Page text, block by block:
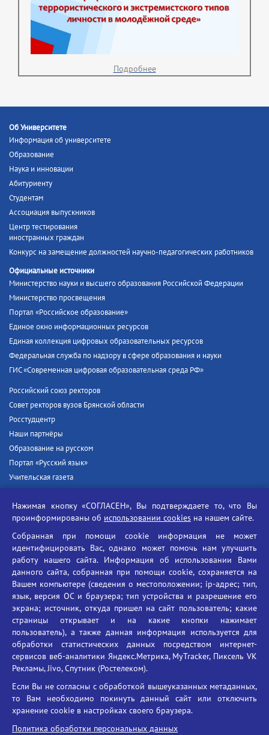
Подробнее
Об Университете
Информация об университете
Образование
Наука и инновации
Абитуриенту
Студентам
Ассоциация выпускников
Центр тестирования
иностранных граждан
Конкурс на замещение должностей научно-педагогических работников
Официальные источники
Министерство науки и высшего образования Российской Федерации
Министерство просвещения
Портал «Российское образование»
Единое окно информационных ресурсов
Единая коллекция цифровых образовательных ресурсов
Федеральная служба по надзору в сфере образования и науки
ГИС «Современная цифровая образовательная среда РФ»
Российский союз ректоров
Совет ректоров вузов Брянской области
Росстудцентр
Наши партнёры
Образование на русском
Портал «Русский язык»
Учительская газета
Единый портал государственных услуг
Противодействие угрозам информационной безопасности
Социальные ролики - Генеральная прокуратура РФ
Противодействие коррупции
БГУ против наркотиков
Брянский государственный университет
имени академика И.Г. Петровского
Время работы: пн-пт 09:00-18:00
E-mail: bryanskgu@mail.ru
Телефон: +7(4832)58-90-85
Нажимая кнопку «СОГЛАСЕН», Вы подтверждаете то, что Вы
проинформированы об использовании cookies на нашем сайте.
Собранная при помощи cookie информация не может
идентифицировать Вас, однако может помочь нам улучшить
работу нашего сайта. Информация об использовании Вами
данного сайта, собранная при помощи cookie, сохраняется на
Вашем компьютере (сведения о местоположении; ip-адрес; тип,
язык, версия ОС и браузера; тип устройства и разрешение его
экрана; источник, откуда пришел на сайт пользователь; какие
страницы открывает и на какие кнопки нажимает
пользователь), а также данная информация используется для
обработки статистических данных посредством интернет-
сервисов веб-аналитики Яндекс.Метрика, MyTracker, Пиксель VK
Рекламы, Jivo, Спутник (Ростелеком).
Если Вы не согласны с обработкой вышеуказанных метаданных,
то Вам необходимо покинуть данный сайт или отключить
хранение cookie в настройках своего браузера.
Политика обработки персональных данных